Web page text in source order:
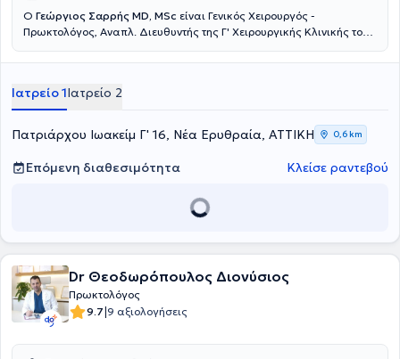
Ο Γεώργιος Σαρρής MD, MSc είναι Γενικός Χειρουργός -
Πρωκτολόγος, Αναπλ. Διευθυντής της Γ' Χειρουργικής Κλινικής του
Ερυθραία. Έχει πραγματοποιήσει μεταπτυχιακές σπουδές στην
στην ελάχιστα επεμβατική αντιμετώπιση των ορθοπρωκτικών
παθήσεων (Laser LHP, SiLaC, FiLaC) στη Γερμανία καθώς και στη
Λαπαροσκοπική Χειρουργική. Ειδικεύτηκε στην Β' Χειρουργική
κλινική του νοσοκομείου Κ.Α.Τ. Τέλος, έχει συμμετάσχει σε πληθώρα
πανελλήνιων και διεθνών ιατρικών συνεδρίων.
Ιατρείο 1Ιατρείο 2
Πατριάρχου Ιωακείμ Γ' 16, Νέα Ερυθραία, ΑΤΤΙΚΗ 0,6 km
Επόμενη διαθεσιμότητα Κλείσε ραντεβού
Dr Θεοδωρόπουλος Διονύσιος
Πρωκτολόγος
9.7|9 αξιολογήσεις